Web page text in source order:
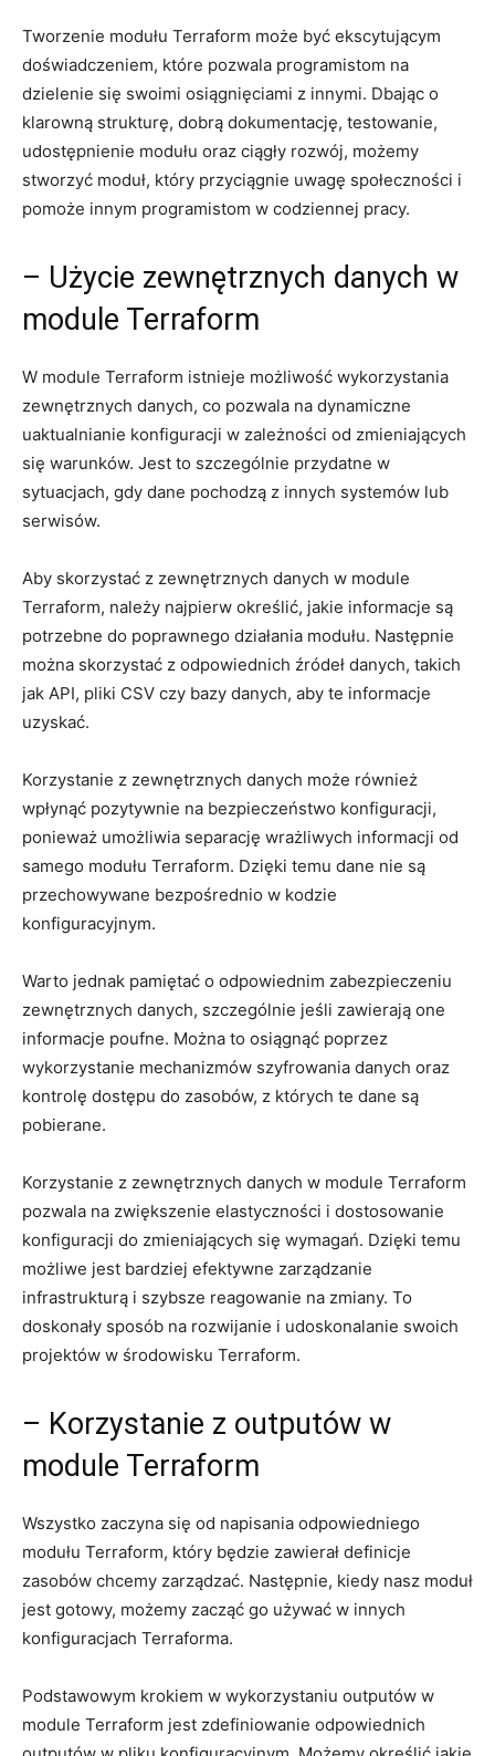
Tworzenie modułu Terraform ​może być⁣ ekscytującym
doświadczeniem, ⁣które pozwala programistom‍ na
dzielenie się swoimi osiągnięciami‌ z innymi. Dbając o
klarowną strukturę, ‍dobrą⁤ dokumentację, testowanie,
udostępnienie modułu oraz ciągły rozwój, możemy
stworzyć moduł, który przyciągnie uwagę społeczności ⁢i
pomoże innym programistom w codziennej pracy.
– Użycie zewnętrznych danych⁢ w
module Terraform
W module ‌Terraform⁣ istnieje możliwość wykorzystania
zewnętrznych danych, co pozwala‍ na dynamiczne
uaktualnianie konfiguracji w ‌zależności od‌ zmieniających
się warunków. Jest⁣ to‌ szczególnie⁢ przydatne ⁤w
sytuacjach, ​gdy dane pochodzą z innych systemów lub
serwisów.
Aby skorzystać z⁣ zewnętrznych danych w module
Terraform, należy ⁣najpierw⁤ określić, jakie informacje są
potrzebne do poprawnego działania​ modułu. Następnie
można skorzystać z odpowiednich‍ źródeł ⁢danych, takich
jak API, ‍pliki CSV czy bazy danych, aby⁢ te informacje
⁣uzyskać.
Korzystanie‍ z ⁢zewnętrznych⁣ danych może również
wpłynąć pozytywnie⁣ na bezpieczeństwo konfiguracji,
ponieważ umożliwia separację wrażliwych informacji od
samego modułu Terraform. Dzięki‌ temu dane nie są
przechowywane‌ bezpośrednio w kodzie‍
konfiguracyjnym.
Warto jednak‍ pamiętać o⁤ odpowiednim zabezpieczeniu
⁣zewnętrznych danych, szczególnie jeśli ‍zawierają one
informacje ‌poufne. Można to⁢ osiągnąć poprzez
wykorzystanie‌ mechanizmów szyfrowania danych oraz
‍kontrolę dostępu do zasobów, z których te ⁣dane są
pobierane.
Korzystanie​ z zewnętrznych danych w ⁣module Terraform
pozwala na zwiększenie elastyczności i ⁢dostosowanie
konfiguracji do zmieniających się‍ wymagań. ⁣Dzięki ⁤temu
możliwe‌ jest bardziej ‌efektywne zarządzanie
infrastrukturą i szybsze ‍reagowanie na zmiany. ⁢To
doskonały sposób na rozwijanie i udoskonalanie swoich
projektów w środowisku ⁣Terraform.
– ⁤Korzystanie​ z⁣ outputów​ w
⁢module Terraform
Wszystko zaczyna się od napisania odpowiedniego
modułu Terraform, który będzie zawierał definicje
zasobów chcemy zarządzać. Następnie, kiedy nasz​ moduł
jest gotowy, możemy ⁢zacząć go używać w⁢ innych
konfiguracjach ‌Terraforma.
Podstawowym krokiem w ⁤wykorzystaniu outputów w
module Terraform ⁤jest zdefiniowanie⁣ odpowiednich⁣